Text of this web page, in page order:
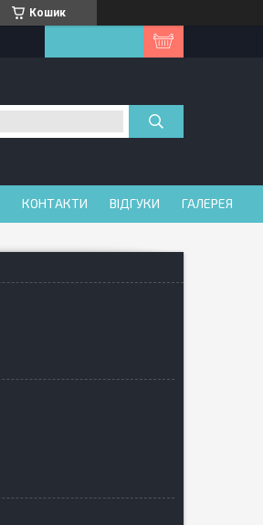
Кошик
КОНТАКТИ ВІДГУКИ ГАЛЕРЕЯ